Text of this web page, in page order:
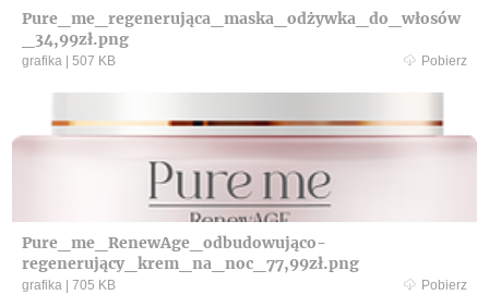
Pure_me_regenerująca_maska_odżywka_do_włosów
_34,99zł.png
grafika 507 KB Pobierz
Pure_me_RenewAge_odbudowująco-
regenerujący_krem_na_noc_77,99zł.png
grafika 705 KB Pobierz